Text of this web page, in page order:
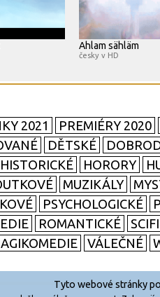
Ahlam sähläm
česky v HD
2021 PREMIÉRY 2020
DĚTSKÉ
HISTORICKÉ HORORY
MUZIKÁLY
PSYCHOLOGICKÉ
ROMANTICKÉ SCIFI
VÁLEČNÉ
Tyto webové stránky